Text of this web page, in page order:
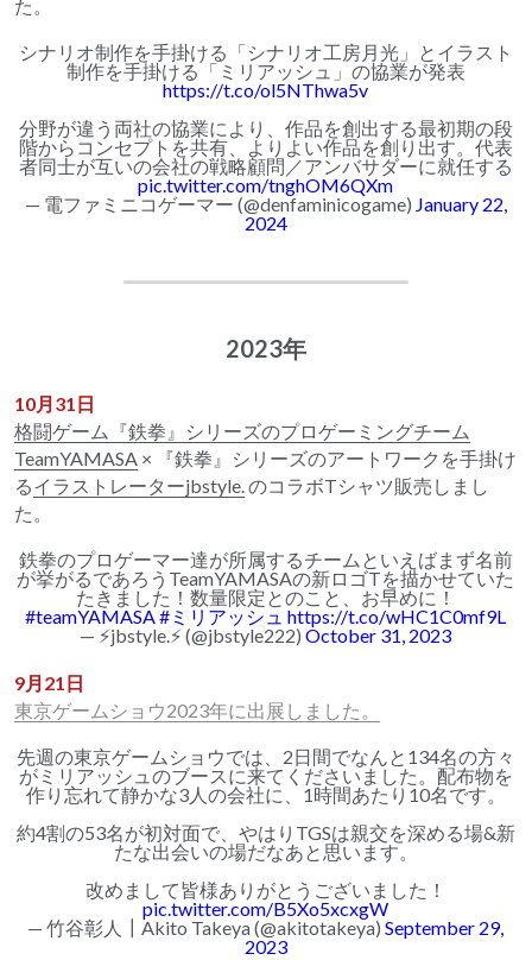
た。
シナリオ制作を手掛ける「シナリオ工房月光」とイラスト
制作を手掛ける「ミリアッシュ」の協業が発表
https://t.co/ol5NThwa5v
分野が違う両社の協業により、作品を創出する最初期の段
階からコンセプトを共有、よりよい作品を創り出す。代表
者同士が互いの会社の戦略顧問／アンバサダーに就任する
pic.twitter.com/tnghOM6QXm
— 電ファミニコゲーマー (@denfaminicogame) January 22,
2024
2023年
10月31日
格闘ゲーム『鉄拳』シリーズのプロゲーミングチーム
TeamYAMASA ×
『鉄拳』シリーズのアートワークを手掛け
るイラストレーターjbstyle. のコラボTシャツ販売しまし
た。
鉄拳のプロゲーマー達が所属するチームといえばまず名前
が挙がるであろうTeamYAMASAの新ロゴTを描かせていた
たきました！数量限定とのこと、お早めに！
#teamYAMASA#ミリアッシュ https://t.co/wHC1C0mf9L
— ⚡️jbstyle.⚡️ (@jbstyle222)October 31, 2023
9月21日
東京ゲームショウ2023年に出展しました。
先週の東京ゲームショウでは、2日間でなんと134名の方々
がミリアッシュのブースに来てくださいました。配布物を
作り忘れて静かな3人の会社に、1時間あたり10名です。
約4割の53名が初対面で、やはりTGSは親交を深める場&新
たな出会いの場だなあと思います。
改めまして皆様ありがとうございました！
pic.twitter.com/B5Xo5xcxgW
— 竹谷彰人┃Akito Takeya (@akitotakeya)September 29,
2023